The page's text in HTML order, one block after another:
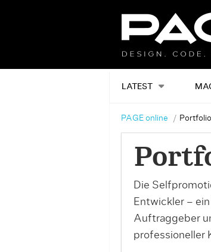
LATEST
PAGE online
Die
Entwickler –
Auftraggeber
professioneller